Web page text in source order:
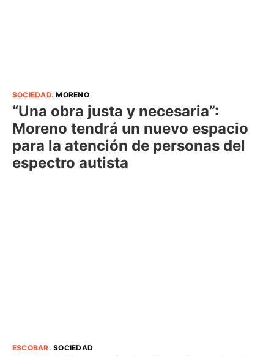
SOCIEDAD.MORENO
“Una obra justa y necesaria”:
Moreno tendrá un nuevo espacio
para la atención de personas del
espectro autista
ESCOBAR.SOCIEDAD